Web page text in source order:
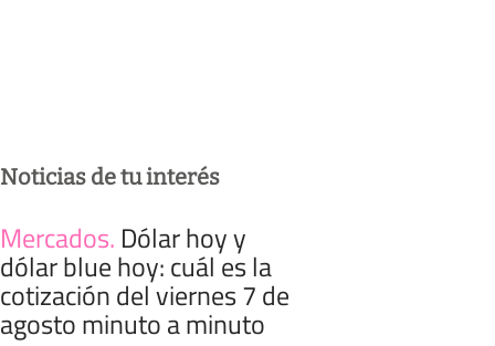
Noticias de tu interés
Mercados. Dólar hoy y
dólar blue hoy: cuál es la
cotización del viernes 7 de
agosto minuto a minuto